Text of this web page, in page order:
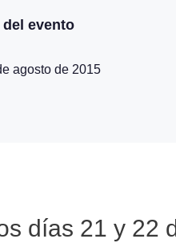
evento
agosto de 2015
días 21 y 22